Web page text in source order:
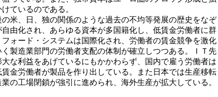
ているのである。
米、日、独の関係のような過去の不均等発展の歴史をなぞ
由化され、あらゆる資本が多国籍化し、低賃金労働者に群
ォード・システムは国際化され、労働者の賃金競争を激化
製造業部門の労働者支配の体制が確立しつつある。ＩＴ先
な利益をあげているにもかかわらず、国内で雇う労働者は
金労働者が製品を作り出している。また日本では生産移転
の工場閉鎖が強引に進められ、海外生産が拡大している。